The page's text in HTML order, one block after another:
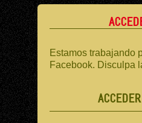
Estamos trabajando
Facebook. Disculpa